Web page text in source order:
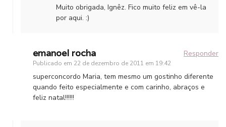
Muito obrigada, Ignêz. Fico muito feliz em vê-la
por aqui. :)
emanoel rocha
Publicado em 22 de dezembro de 2011 em 19:42
Responder
superconcordo Maria, tem mesmo um gostinho diferente
quando feito especialmente e com carinho, abraços e
feliz natal!!!!!!